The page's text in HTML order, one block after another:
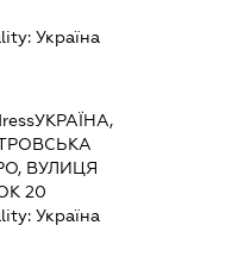
Україна
УКРАЇНА,
ВУЛИЦЯ
20
Україна